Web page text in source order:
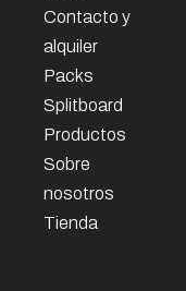
Contacto y
alquiler
Packs
Splitboard
Productos
Sobre
nosotros
Tienda